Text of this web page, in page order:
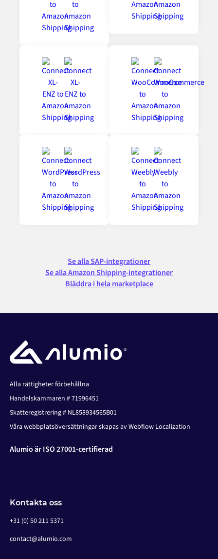
Se alla SAP-integrationer
Se alla Amazon Shipping-integrationer
Bläddra i hela marketplace
Alla rättigheter förbehållna
Handelskammaren # 71996451
Skatteregistrering # NL858934565B01
Våra webbplatsöversättningar skapas av Webflow Localization
Alumio är ISO 27001-certifierad
Kontakta oss
+31 (0) 50 211 5371
contact@alumio.com